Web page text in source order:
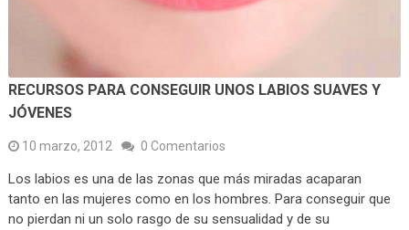
RECURSOS PARA CONSEGUIR UNOS LABIOS SUAVES Y
JÓVENES
10 marzo, 2012 0 Comentarios
Los labios es una de las zonas que más miradas acaparan
tanto en las mujeres como en los hombres. Para conseguir que
no pierdan ni un solo rasgo de su sensualidad y de su